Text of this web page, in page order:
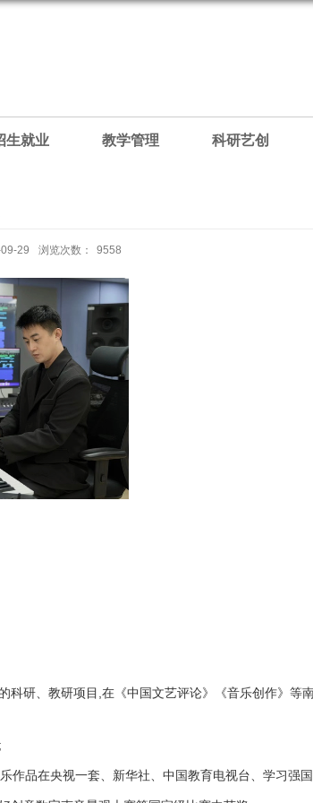
生就业 教学管理 科研艺创
29 浏览次数： 9558
研、教研项目,在《中国文艺评论》《音乐创作》等
品在央视一套、新华社、中国教育电视台、学习强国